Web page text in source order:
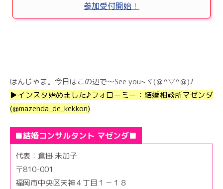
参加受付開始！
ほんじゃま。今日はこの辺で～See you~ヾ(＠^▽^＠)ﾉ
▶︎インスタ始めました♪フォローミー：結婚相談所マゼンダ
(@mazenda_de_kekkon)
■結婚コンサルタント マゼンダ■
代表：倉掛 未加子
〒810-001
福岡市中央区天神４丁目１－１８